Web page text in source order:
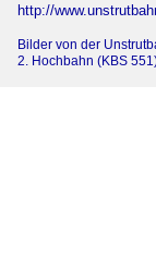
http://
Bilder von der
2. Hochbahn (KBS